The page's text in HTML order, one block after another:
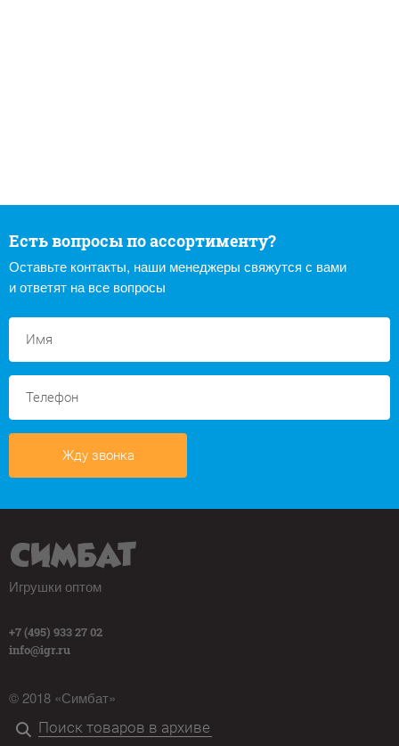
Есть вопросы по ассортименту?
Оставьте контакты, наши менеджеры свяжутся с вами
и ответят на все вопросы
Жду звонка
Игрушки оптом
+7 (495) 933 27 02
info@igr.ru
© 2018 «Симбат»